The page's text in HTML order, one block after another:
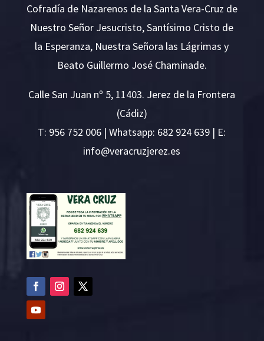
Cofradía de Nazarenos de la Santa Vera-Cruz de
Nuestro Señor Jesucristo, Santísimo Cristo de
la Esperanza, Nuestra Señora las Lágrimas y
Beato Guillermo José Chaminade.
Calle San Juan nº 5, 11403. Jerez de la Frontera
(Cádiz)
T: 956 752 006 | Whatsapp: 682 924 639 | E:
se.ze
rejzu
rcare
v@ofn
i